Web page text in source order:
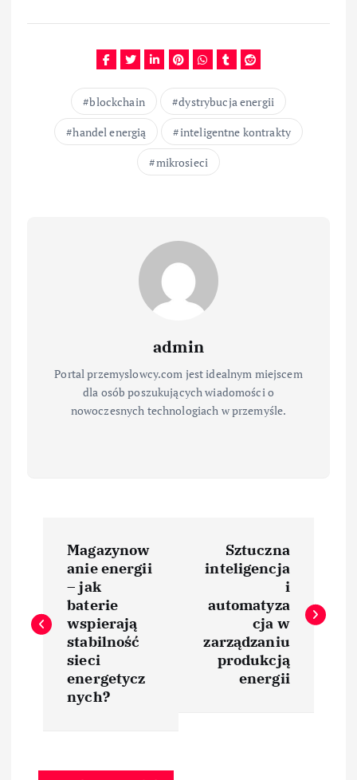
blockchain
dystrybucja energii
handel energią
inteligentne kontrakty
mikrosieci
admin
Portal przemyslowcy.com jest idealnym miejscem
dla osób poszukujących wiadomości o
nowoczesnych technologiach w przemyśle.
w
c
Magazynow
anie energii
– jak
baterie
wspierają
stabilność
sieci
energetycz
nych?
Sztuczna
inteligencja
i
automatyza
cja w
zarządzaniu
produkcją
energii